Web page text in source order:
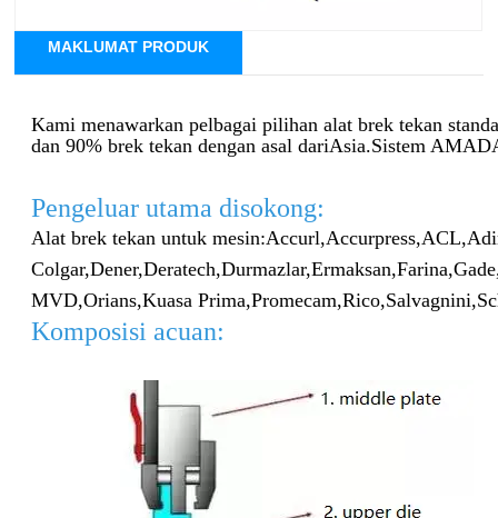
MAKLUMAT PRODUK
Kami menawarkan pelbagai pilihan alat brek tekan
dan 90% brek tekan dengan asal dariAsia.Sistem
Pengeluar utama disokong:
Alat brek tekan untuk mesin:Accurl,Accurpress,ACL,
Colgar,Dener,Deratech,Durmazlar,Ermaksan,Farina,
MVD,Orians,Kuasa Prima,Promecam,Rico,Salvagnini,
Komposisi acuan: